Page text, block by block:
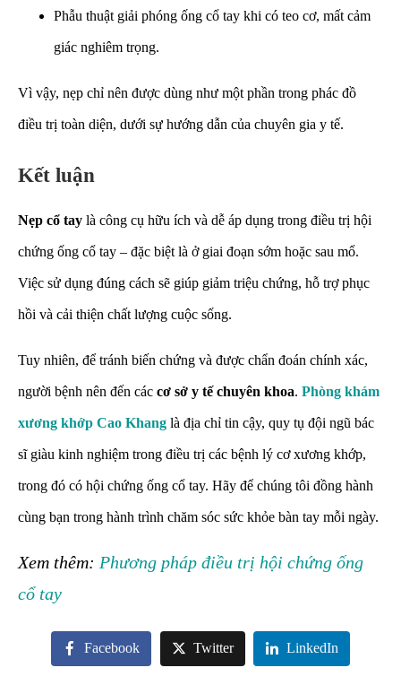
Phẫu thuật giải phóng ống cổ tay khi có teo cơ, mất cảm
giác nghiêm trọng.
Vì vậy, nẹp chỉ nên được dùng như một phần trong phác đồ
điều trị toàn diện, dưới sự hướng dẫn của chuyên gia y tế.
Kết luận
Nẹp cổ tay là công cụ hữu ích và dễ áp dụng trong điều trị hội
chứng ống cổ tay – đặc biệt là ở giai đoạn sớm hoặc sau mổ.
Việc sử dụng đúng cách sẽ giúp giảm triệu chứng, hỗ trợ phục
hồi và cải thiện chất lượng cuộc sống.
Tuy nhiên, để tránh biến chứng và được chẩn đoán chính xác,
người bệnh nên đến các cơ sở y tế chuyên khoa. Phòng khám
xương khớp Cao Khang là địa chỉ tin cậy, quy tụ đội ngũ bác
sĩ giàu kinh nghiệm trong điều trị các bệnh lý cơ xương khớp,
trong đó có hội chứng ống cổ tay. Hãy để chúng tôi đồng hành
cùng bạn trong hành trình chăm sóc sức khỏe bàn tay mỗi ngày.
Xem thêm: Phương pháp điều trị hội chứng ống
cổ tay
Facebook Twitter LinkedIn